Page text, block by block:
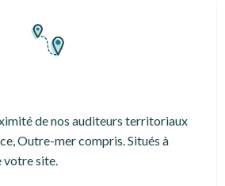
de nos auditeurs territoriaux
Outre-mer compris. Situés à
votre site.